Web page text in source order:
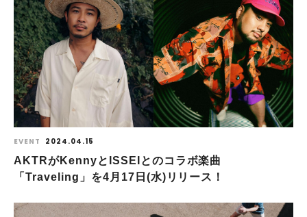
EVENT 2024.04.15
AKTRがKennyとISSEIとのコラボ楽曲
「Traveling」を4月17日(水)リリース！